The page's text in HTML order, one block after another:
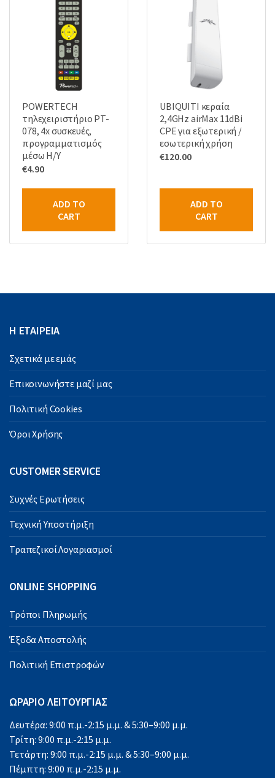
POWERTECH
τηλεχειριστήριο PT-
078, 4x συσκευές,
προγραμματισμός
μέσω Η/Υ
€4.90
ADD TO
CART
UBIQUITI κεραία
2,4GHz airMax 11dBi
CPE για εξωτερική /
εσωτερική χρήση
€120.00
ADD TO
CART
Η ΕΤΑΙΡΕΙΑ
Σχετικά με εμάς
Επικοινωνήστε μαζί μας
Πολιτική Cookies
Όροι Χρήσης
CUSTOMER SERVICE
Συχνές Ερωτήσεις
Τεχνική Υποστήριξη
Τραπεζικοί Λογαριασμοί
ONLINE SHOPPING
Τρόποι Πληρωμής
Έξοδα Αποστολής
Πολιτική Επιστροφών
ΩΡΑΡΙΟ ΛΕΙΤΟΥΡΓΙΑΣ
Δευτέρα: 9:00 π.μ.-2:15 μ.μ. & 5:30–9:00 μ.μ.
Τρίτη: 9:00 π.μ.-2:15 μ.μ.
Τετάρτη: 9:00 π.μ.-2:15 μ.μ. & 5:30–9:00 μ.μ.
Πέμπτη: 9:00 π.μ.-2:15 μ.μ.